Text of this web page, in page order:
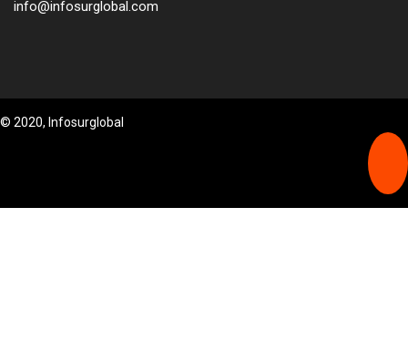
info@infosurglobal.com
© 2020, Infosurglobal